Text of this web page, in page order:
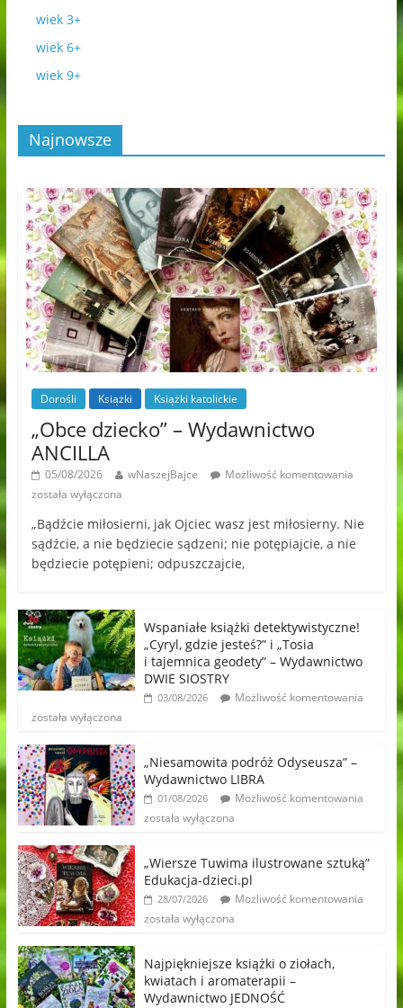
wiek 3+
wiek 6+
wiek 9+
Najnowsze
Dorośli Książki Książki katolickie
„Obce dziecko” – Wydawnictwo
ANCILLA
05/08/2026 wNaszejBajce
Możliwość komentowania
została wyłączona
„Bądźcie miłosierni, jak Ojciec wasz jest miłosierny. Nie
sądźcie, a nie będziecie sądzeni; nie potępiajcie, a nie
będziecie potępieni; odpuszczajcie,
Wspaniałe książki detektywistyczne!
„Cyryl, gdzie jesteś?” i „Tosia
i tajemnica geodety” – Wydawnictwo
DWIE SIOSTRY
03/08/2026
Możliwość komentowania
została wyłączona
„Niesamowita podróż Odyseusza” –
Wydawnictwo LIBRA
01/08/2026
Możliwość komentowania
została wyłączona
„Wiersze Tuwima ilustrowane sztuką”
Edukacja-dzieci.pl
28/07/2026
Możliwość komentowania
została wyłączona
Najpiękniejsze książki o ziołach,
kwiatach i aromaterapii –
Wydawnictwo JEDNOŚĆ